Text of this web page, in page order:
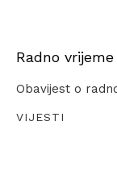
Radno
Obavijest o
VIJESTI